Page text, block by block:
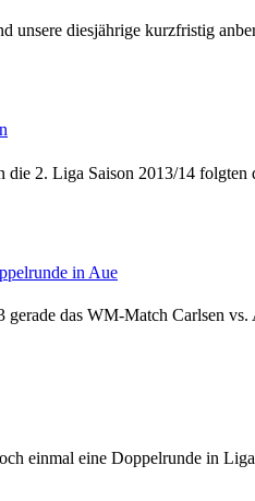
unsere diesjährige kurzfristig
die 2. Liga Saison 2013/14 folgten
in Aue
gerade das WM-Match Carlsen
einmal eine Doppelrunde in